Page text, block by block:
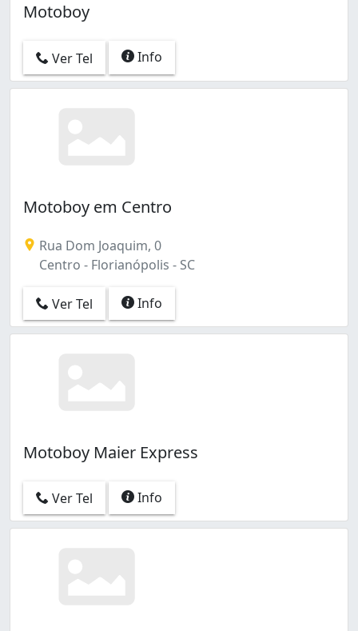
Motoboy
Ver Tel Info
Motoboy em Centro
Rua Dom Joaquim, 0
Centro - Florianópolis - SC
Ver Tel Info
Motoboy Maier Express
Ver Tel Info